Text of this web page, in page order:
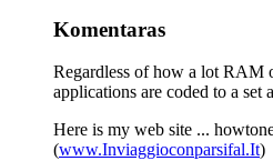
Komentaras
Regardless of how a lot RAM
applications are coded to a
Here is my web site ...
(www.Inviaggioconparsifal.It)